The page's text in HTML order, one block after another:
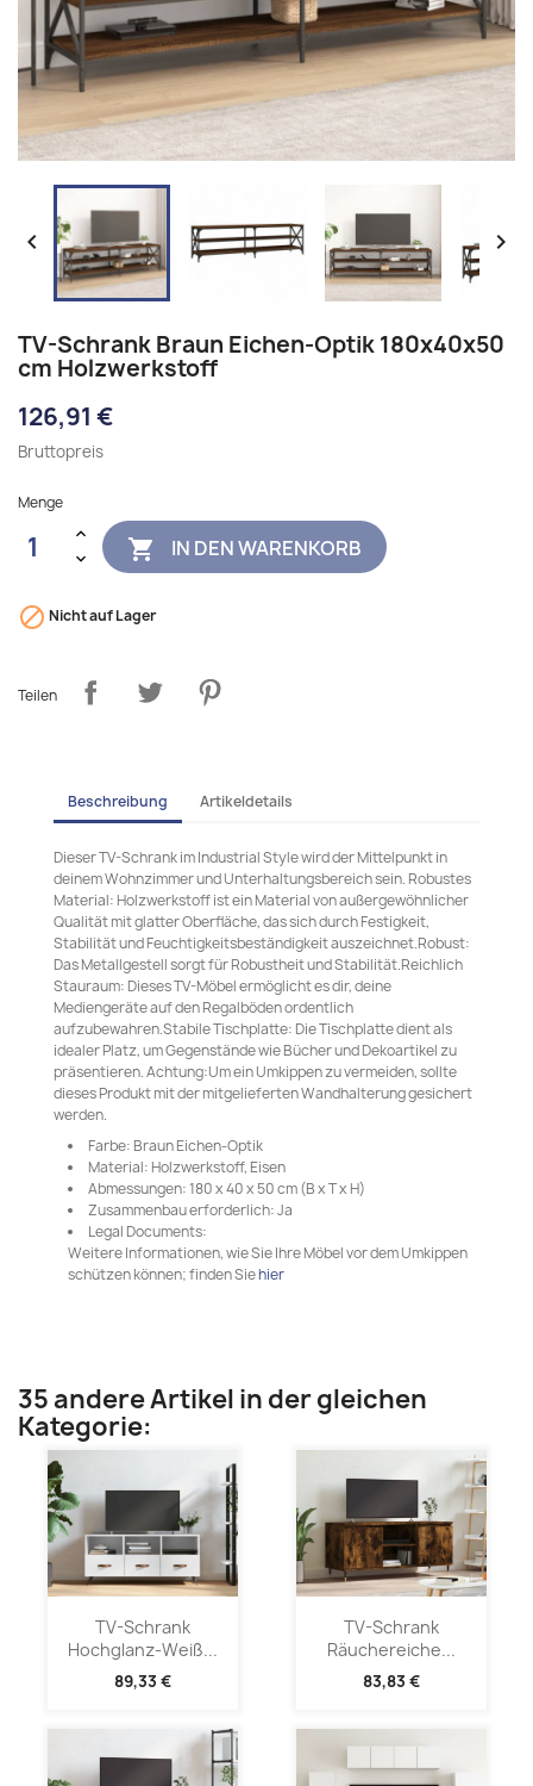
 
TV-Schrank Braun Eichen-Optik 180x40x50
cm Holzwerkstoff
126,91 €
Bruttopreis
Menge
 IN DEN WARENKORB
 Nicht auf Lager
Teilen
Beschreibung Artikeldetails
Dieser TV-Schrank im Industrial Style wird der Mittelpunkt in
deinem Wohnzimmer und Unterhaltungsbereich sein. Robustes
Material: Holzwerkstoff ist ein Material von außergewöhnlicher
Qualität mit glatter Oberfläche, das sich durch Festigkeit,
Stabilität und Feuchtigkeitsbeständigkeit auszeichnet.Robust:
Das Metallgestell sorgt für Robustheit und Stabilität.Reichlich
Stauraum: Dieses TV-Möbel ermöglicht es dir, deine
Mediengeräte auf den Regalböden ordentlich
aufzubewahren.Stabile Tischplatte: Die Tischplatte dient als
idealer Platz, um Gegenstände wie Bücher und Dekoartikel zu
präsentieren. Achtung:Um ein Umkippen zu vermeiden, sollte
dieses Produkt mit der mitgelieferten Wandhalterung gesichert
werden.
Farbe: Braun Eichen-Optik
Material: Holzwerkstoff, Eisen
Abmessungen: 180 x 40 x 50 cm (B x T x H)
Zusammenbau erforderlich: Ja
Legal Documents:
Weitere Informationen, wie Sie Ihre Möbel vor dem Umkippen
schützen können; finden Siehier
35 andere Artikel in der gleichen
Kategorie:
TV-Schrank
Hochglanz-Weiß...
89,33 €
TV-Schrank
Räuchereiche...
83,83 €